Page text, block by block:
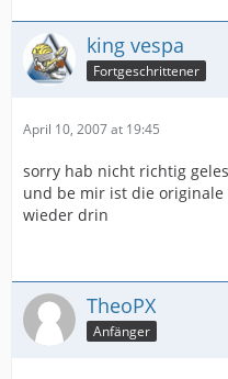
king vespa
Fortgeschrittener
April 10, 2007 at 19:45
sorry hab nicht richtig
und be mir ist die
wieder drin
TheoPX
Anfänger